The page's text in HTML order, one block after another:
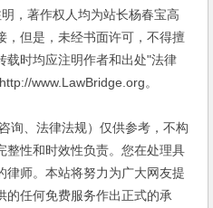
，著作权人均为站长杨春宝高
，但是，未经书面许可，不得擅
载时均应注明作者和出处"法律
www.LawBridge.org。
、法律法规）仅供参考，不构
整性和时效性负责。您在处理具
律师。本站将努力为广大网友提
的任何免费服务作出正式的承